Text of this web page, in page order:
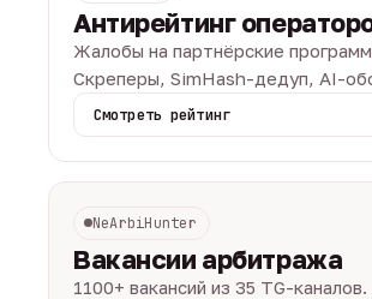
Антирейтинг
Жалобы на партнёрские
Скреперы, SimHash-дедуп, AI-
Смотреть рейтинг
NeArbiHunter
Вакансии арбитража
1100+ вакансий из 35 TG-